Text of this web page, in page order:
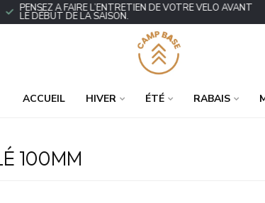
PENSEZ À FAIRE L’ENTRETIEN DE VOTRE VÉLO AVANT
LE DÉBUT DE LA SAISON.
ACCUEIL HIVER ÉTÉ RABAIS
100MM